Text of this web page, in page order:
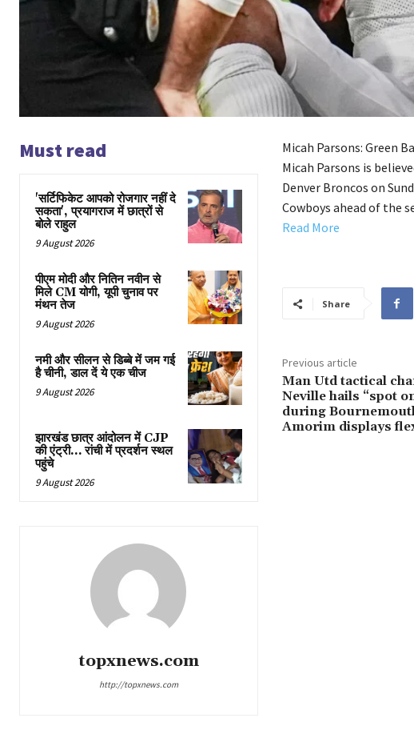
Must read
'सर्टिफिकेट आपको रोजगार नहीं दे
सकता', प्रयागराज में छात्रों से
बोले राहुल
9 August 2026
पीएम मोदी और नितिन नवीन से
मिले CM योगी, यूपी चुनाव पर
मंथन तेज
9 August 2026
नमी और सीलन से डिब्बे में जम गई
है चीनी, डाल दें ये एक चीज
9 August 2026
झारखंड छात्र आंदोलन में CJP
की एंट्री… रांची में प्रदर्शन स्थल
पहुंचे
9 August 2026
topxnews.com
http://topxnews.com
Micah Parsons: Green
Micah Parsons is
Denver Broncos on
Cowboys ahead of the
Read More
Share
Previous article
Man Utd tactical
Neville hails “spot
during
Amorim displays